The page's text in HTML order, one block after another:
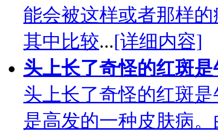
能会被这样或者那样
其中比较...[详细内容]
头上长了奇怪的红斑
头上长了奇怪的红斑
是高发的一种皮肤病